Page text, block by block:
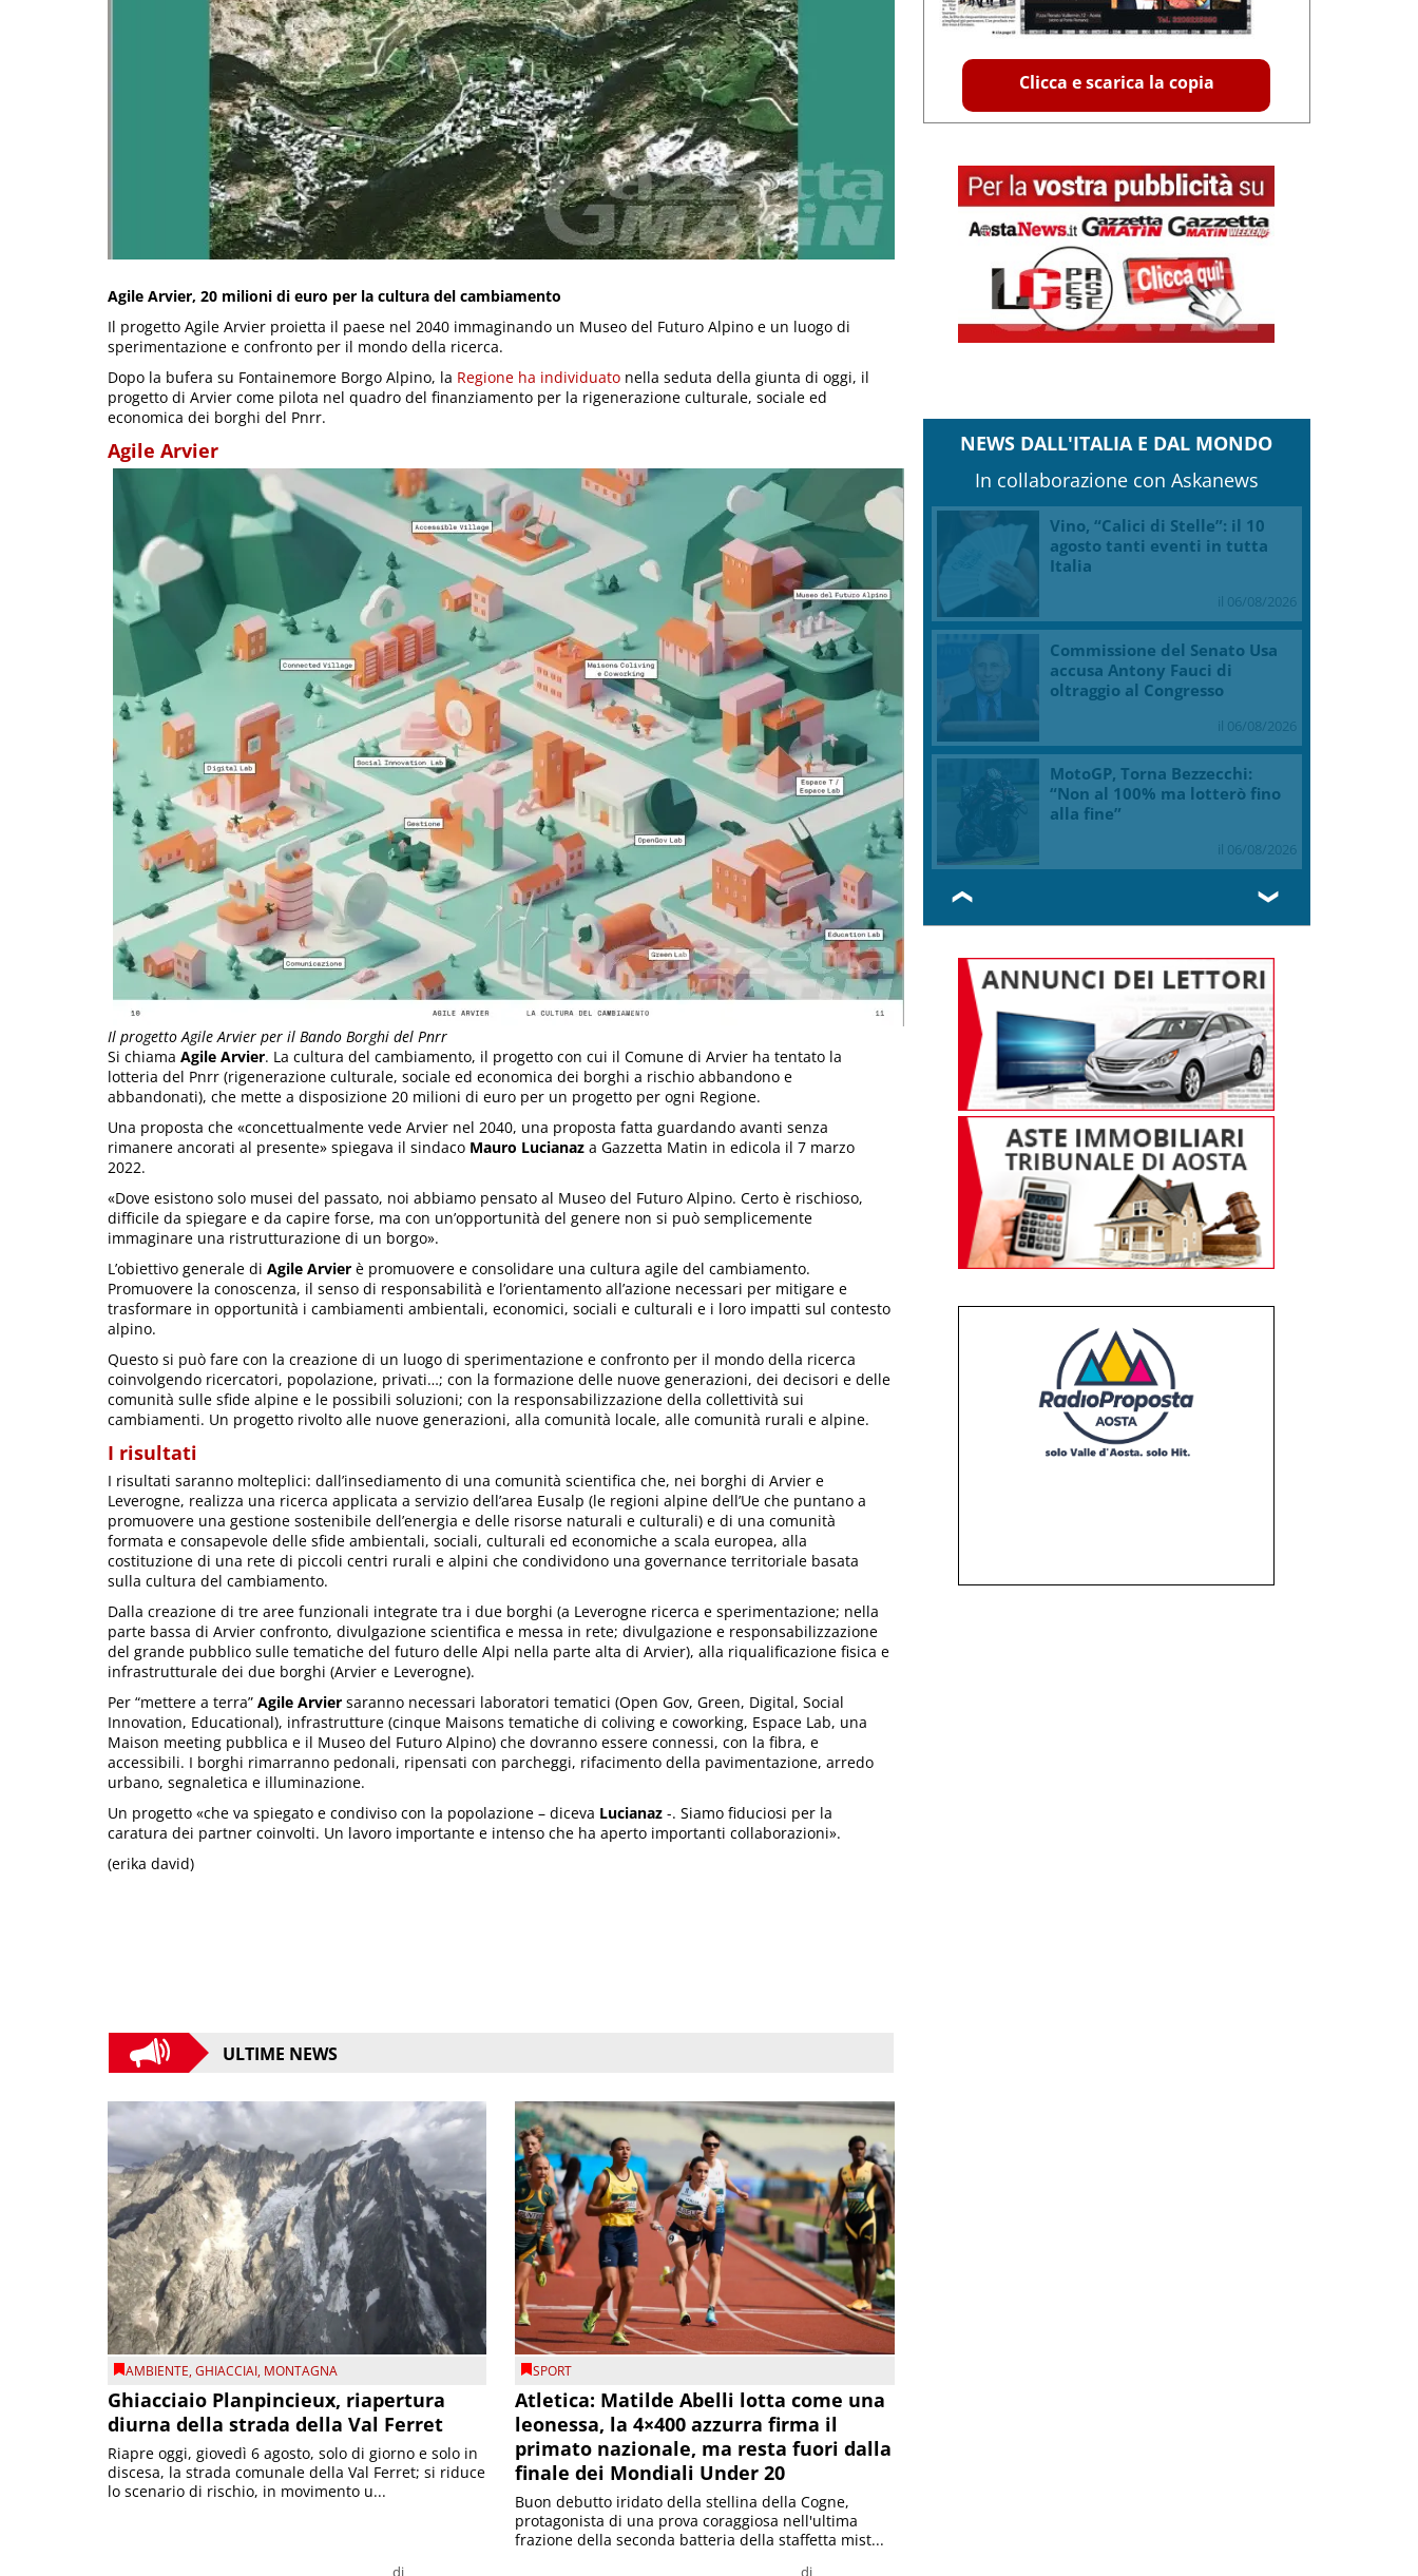
Agile Arvier, 20 milioni di euro per la cultura del cambiamento
Il progetto Agile Arvier proietta il paese nel 2040 immaginando un Museo del Futuro Alpino e un luogo di
sperimentazione e confronto per il mondo della ricerca.
Dopo la bufera su Fontainemore Borgo Alpino, la Regione ha individuato nella seduta della giunta di oggi, il
progetto di Arvier come pilota nel quadro del finanziamento per la rigenerazione culturale, sociale ed
economica dei borghi del Pnrr.
Agile Arvier
Il progetto Agile Arvier per il Bando Borghi del Pnrr
Si chiama Agile Arvier. La cultura del cambiamento, il progetto con cui il Comune di Arvier ha tentato la
lotteria del Pnrr (rigenerazione culturale, sociale ed economica dei borghi a rischio abbandono e
abbandonati), che mette a disposizione 20 milioni di euro per un progetto per ogni Regione.
Una proposta che «concettualmente vede Arvier nel 2040, una proposta fatta guardando avanti senza
rimanere ancorati al presente» spiegava il sindaco Mauro Lucianaz a Gazzetta Matin in edicola il 7 marzo
2022.
«Dove esistono solo musei del passato, noi abbiamo pensato al Museo del Futuro Alpino. Certo è rischioso,
difficile da spiegare e da capire forse, ma con un’opportunità del genere non si può semplicemente
immaginare una ristrutturazione di un borgo».
L’obiettivo generale di Agile Arvier è promuovere e consolidare una cultura agile del cambiamento.
Promuovere la conoscenza, il senso di responsabilità e l’orientamento all’azione necessari per mitigare e
trasformare in opportunità i cambiamenti ambientali, economici, sociali e culturali e i loro impatti sul contesto
alpino.
Questo si può fare con la creazione di un luogo di sperimentazione e confronto per il mondo della ricerca
coinvolgendo ricercatori, popolazione, privati…; con la formazione delle nuove generazioni, dei decisori e delle
comunità sulle sfide alpine e le possibili soluzioni; con la responsabilizzazione della collettività sui
cambiamenti. Un progetto rivolto alle nuove generazioni, alla comunità locale, alle comunità rurali e alpine.
I risultati
I risultati saranno molteplici: dall’insediamento di una comunità scientifica che, nei borghi di Arvier e
Leverogne, realizza una ricerca applicata a servizio dell’area Eusalp (le regioni alpine dell’Ue che puntano a
promuovere una gestione sostenibile dell’energia e delle risorse naturali e culturali) e di una comunità
formata e consapevole delle sfide ambientali, sociali, culturali ed economiche a scala europea, alla
costituzione di una rete di piccoli centri rurali e alpini che condividono una governance territoriale basata
sulla cultura del cambiamento.
Dalla creazione di tre aree funzionali integrate tra i due borghi (a Leverogne ricerca e sperimentazione; nella
parte bassa di Arvier confronto, divulgazione scientifica e messa in rete; divulgazione e responsabilizzazione
del grande pubblico sulle tematiche del futuro delle Alpi nella parte alta di Arvier), alla riqualificazione fisica e
infrastrutturale dei due borghi (Arvier e Leverogne).
Per “mettere a terra” Agile Arvier saranno necessari laboratori tematici (Open Gov, Green, Digital, Social
Innovation, Educational), infrastrutture (cinque Maisons tematiche di coliving e coworking, Espace Lab, una
Maison meeting pubblica e il Museo del Futuro Alpino) che dovranno essere connessi, con la fibra, e
accessibili. I borghi rimarranno pedonali, ripensati con parcheggi, rifacimento della pavimentazione, arredo
urbano, segnaletica e illuminazione.
Un progetto «che va spiegato e condiviso con la popolazione – diceva Lucianaz -. Siamo fiduciosi per la
caratura dei partner coinvolti. Un lavoro importante e intenso che ha aperto importanti collaborazioni».
(erika david)
ULTIME NEWS
AMBIENTE,GHIACCIAI, MONTAGNA
Ghiacciaio Planpincieux, riapertura
diurna della strada della Val Ferret
di
Riapre oggi, giovedì 6 agosto, solo di giorno e solo in
discesa, la strada comunale della Val Ferret; si riduce
lo scenario di rischio, in movimento u...
SPORT
Atletica: Matilde Abelli lotta come una
leonessa, la 4×400 azzurra firma il
primato nazionale, ma resta fuori dalla
finale dei Mondiali Under 20
di
Buon debutto iridato della stellina della Cogne,
protagonista di una prova coraggiosa nell'ultima
frazione della seconda batteria della staffetta mist...
Clicca e scarica la copia
NEWS DALL'ITALIA E DAL MONDO
In collaborazione con Askanews
Vino, “Calici di Stelle”: il 10
agosto tanti eventi in tutta
Italia
il 06/08/2026
Commissione del Senato Usa
accusa Antony Fauci di
oltraggio al Congresso
il 06/08/2026
MotoGP, Torna Bezzecchi:
“Non al 100% ma lotterò fino
alla fine”
il 06/08/2026
❮ ❯